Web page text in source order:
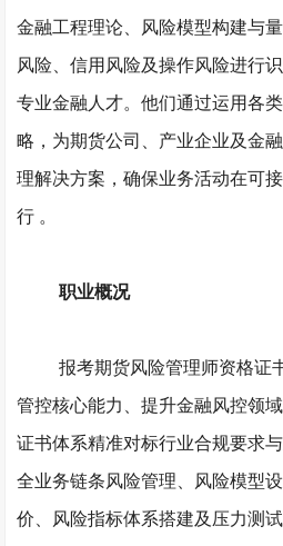
金融工程理论、风险模型构建与
风险、信用风险及操作风险进行
专业金融人才。他们通过运用各
略，为期货公司、产业企业及金
理解决方案，确保业务活动在可
行 。
职业概况
报考期货风险管理师资格证
管控核心能力、提升金融风控领
证书体系精准对标行业合规要求
全业务链条风险管理、风险模型
价、风险指标体系搭建及压力测